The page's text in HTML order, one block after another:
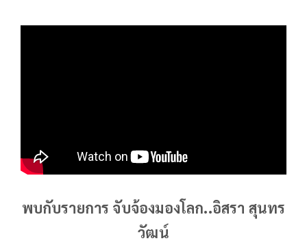
พบกับรายการ จับจ้องมองโลก..อิสรา สุนทร
วัฒน์